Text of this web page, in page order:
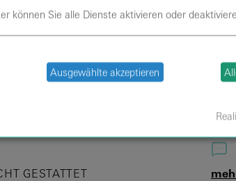
mitgebrachte Speisen und
GESTATTET
können Sie alle Dienste aktivieren oder
Ausgewählte akzeptieren